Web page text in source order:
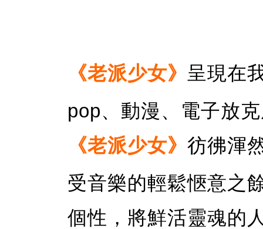
《老派少女》 呈現在
pop、動漫、電子放
《老派少女》 彷彿渾
受音樂的輕鬆愜意之
個性，將鮮活靈魂的